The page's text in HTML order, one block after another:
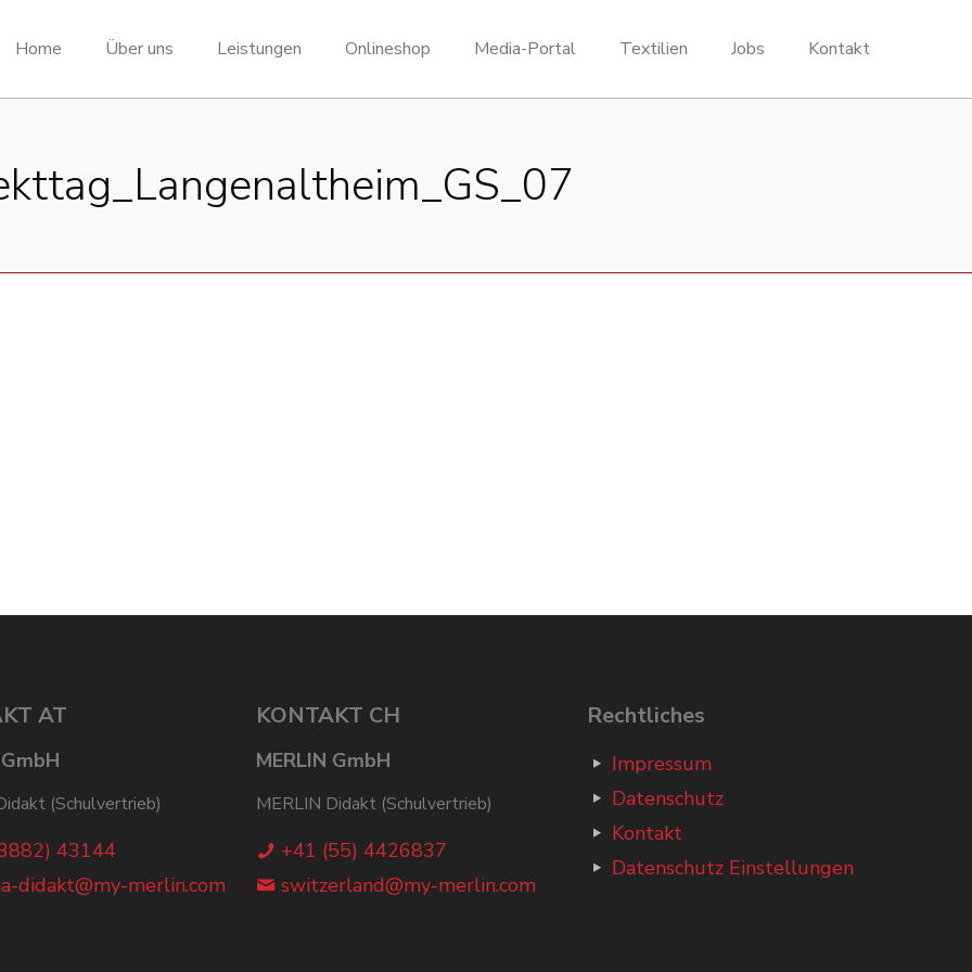
Home Über uns Leistungen Onlineshop Media-Portal Textilien Jobs Kontakt
AT
(Schulvertrieb)
43144
didakt@my-merlin.com
KONTAKT CH
MERLIN GmbH
MERLIN Didakt (Schulvertrieb)
+41 (55) 4426837
switzerland@my-merlin.com
Rechtliches
Impressum
Datenschutz
Kontakt
Datenschutz Einstellungen